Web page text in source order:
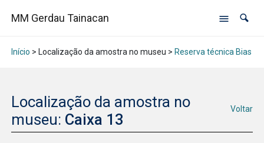
MM Gerdau Tainacan
Início > Localização da amostra no museu > Reserva técnica Bias
Localização da amostra no
museu: Caixa 13
Voltar